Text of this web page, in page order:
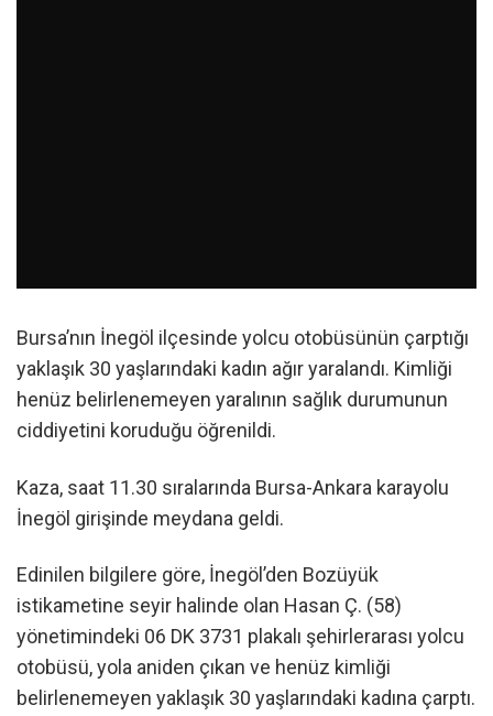
Bursa’nın İnegöl ilçesinde yolcu otobüsünün çarptığı
yaklaşık 30 yaşlarındaki kadın ağır yaralandı. Kimliği
henüz belirlenemeyen yaralının sağlık durumunun
ciddiyetini koruduğu öğrenildi.
Kaza, saat 11.30 sıralarında Bursa-Ankara karayolu
İnegöl girişinde meydana geldi.
Edinilen bilgilere göre, İnegöl’den Bozüyük
istikametine seyir halinde olan Hasan Ç. (58)
yönetimindeki 06 DK 3731 plakalı şehirlerarası yolcu
otobüsü, yola aniden çıkan ve henüz kimliği
belirlenemeyen yaklaşık 30 yaşlarındaki kadına çarptı.